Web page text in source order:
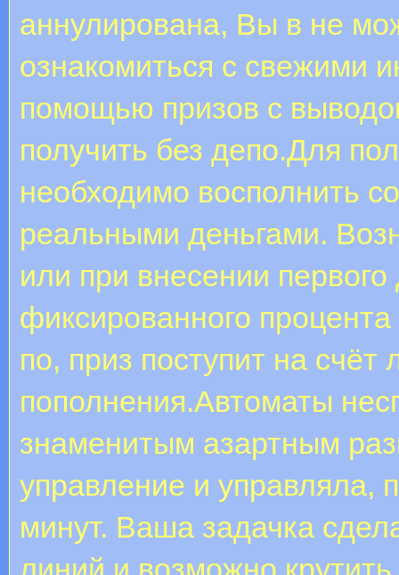
аннулирована, Вы в не
ознакомиться с свежими
помощью призов с
получить без депо.Для
необходимо восполнить
реальными деньгами.
или при внесении
фиксированного
по, приз поступит на счёт
пополнения.Автоматы
знаменитым азартным
управление и управляла,
минут. Ваша задачка